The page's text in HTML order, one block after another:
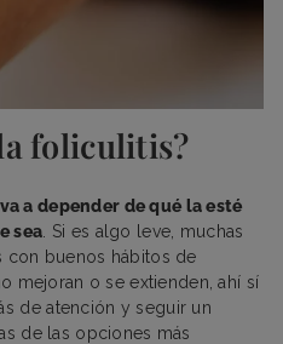
foliculitis?
va a depender de qué la esté
sea . Si es algo leve, muchas
con buenos hábitos de
mejoran o se extienden, ahí sí
de atención y seguir un
de las opciones más